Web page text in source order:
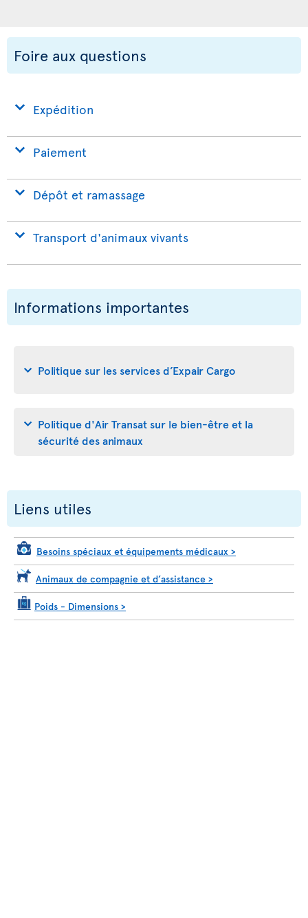
Foire aux questions
Expédition
Paiement
Dépôt et ramassage
Transport d'animaux vivants
Informations importantes
Politique sur les services d’Expair Cargo
Politique d'Air Transat sur le bien-être et la
sécurité des animaux
Liens utiles
Besoins spéciaux et équipements médicaux >
Animaux de compagnie et d’assistance >
Poids - Dimensions >